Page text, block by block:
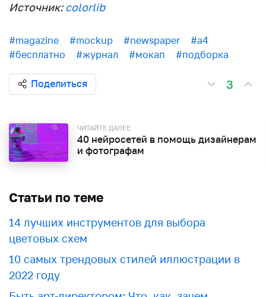
Источник:colorlib
#magazine #mockup #newspaper
#а4
#бесплатно
#журнал #мокап #подборка
Поделиться 3
ЧИТАЙТЕ ДАЛЕЕ
40 нейросетей в помощь дизайнерам
и фотографам
Статьи по теме
​​14 лучших инструментов для выбора
цветовых схем
10 самых трендовых стилей иллюстрации в
2022 году